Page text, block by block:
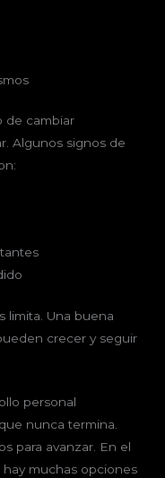
de cambiar
Algunos signos de
limita. Una buena
crecer y seguir
personal
nunca termina.
para avanzar. En el
hay muchas opciones